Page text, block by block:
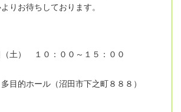
りお待ちしております。
土） １０：００～１５：００
目的ホール（沼田市下之町８８８）